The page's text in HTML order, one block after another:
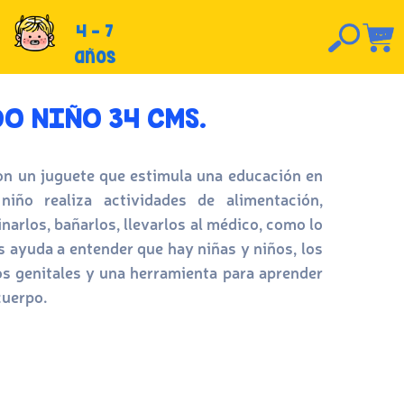
4 - 7
años
NIÑO 34 CMS.
un juguete que estimula una educación en
realiza actividades de alimentación,
bañarlos, llevarlos al médico, como lo
ayuda a entender que hay niñas y niños, los
genitales y una herramienta para aprender